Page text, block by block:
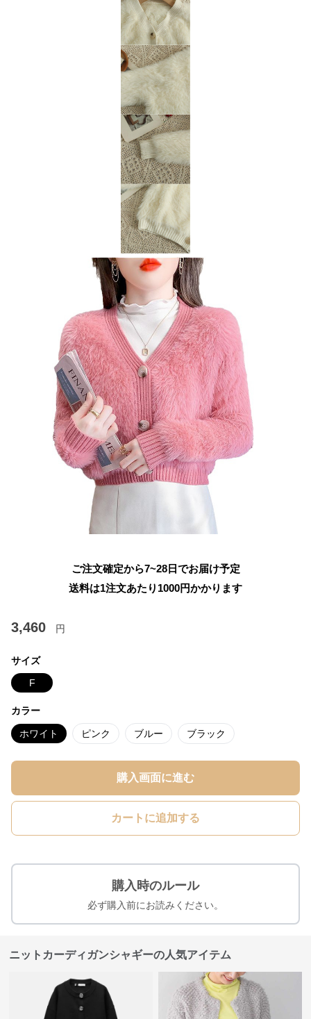
ご注文確定から7~28日でお届け予定
送料は1注文あたり 1000円かかります
3,460 円
サイズ
F
カラー
ホワイト ピンク ブルー ブラック
購入画面に進む
カートに追加する
購入時のルール
必ず購入前にお読みください。
ニットカーディガンシャギーの人気アイテム